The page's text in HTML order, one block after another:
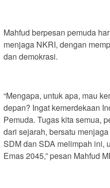
Mahfud berpesan pemuda
menjaga NKRI, dengan
dan demokrasi.
“Mengapa, untuk apa, mau
depan? Ingat kemerdekaan
Pemuda. Tugas kita semua,
dari sejarah, bersatu
SDM dan SDA melimpah ini,
Emas 2045,” pesan Mahfud